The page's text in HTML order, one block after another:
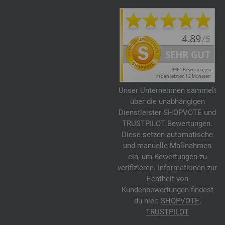
0544-Dunkelbraun | EAN: 4033493064613
Unser Unternehmen sammelt
über die unabhängigen
Dienstleister SHOPVOTE und
TRUSTPILOT Bewertungen.
Diese setzen automatische
und manuelle Maßnahmen
ein, um Bewertungen zu
verifizieren. Informationen zur
Echtheit von
Kundenbewertungen findest
du hier: SHOPVOTE,
TRUSTPILOT